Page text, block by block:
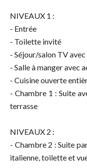
NIVEAUX 1 :
- Entrée
- Toilette invité
- Séjour/salon TV
- Salle à manger avec
- Cuisine ouverte
- Chambre 1 : Suite
terrasse
NIVEAUX 2 :
- Chambre 2 : Suite
italienne, toilette et